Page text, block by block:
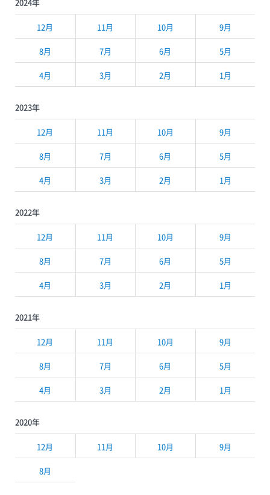
12月 11月 10月 9月
8月 7月 6月 5月
4月 3月 2月 1月
2023年
12月 11月 10月 9月
8月 7月 6月 5月
4月 3月 2月 1月
2022年
12月 11月 10月 9月
8月 7月 6月 5月
4月 3月 2月 1月
2021年
12月 11月 10月 9月
8月 7月 6月 5月
4月 3月 2月 1月
2020年
12月 11月 10月 9月
8月